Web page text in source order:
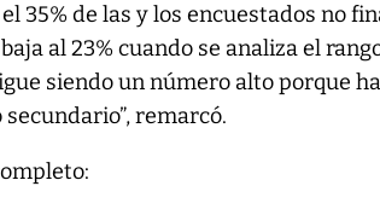
35% de las y los encuestados no
al 23% cuando se analiza el
siendo un número alto porque
remarcó.